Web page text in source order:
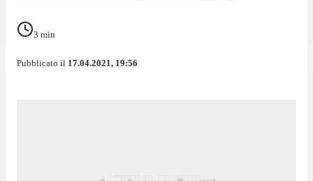
3 min
Pubblicato il 17.04.2021, 19:56